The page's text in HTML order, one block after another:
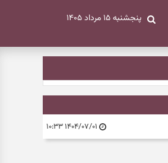
پنجشنبه ۱۵ مرداد ۱۴۰۵
۱۴۰۴/۰۷/۰۱ ۱۰:۳۳